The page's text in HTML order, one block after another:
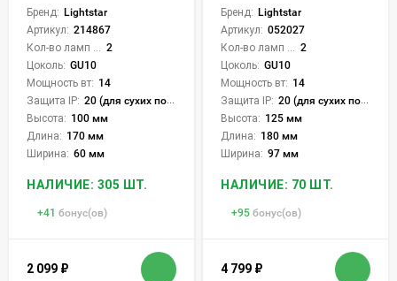
Бренд: Lightstar
Артикул: 214867
2
Цоколь: GU10
Мощность вт: 14
Защита IP: 20 (для сухих пом.)
Высота: 100 мм
Длина: 170 мм
Ширина: 60 мм
НАЛИЧИЕ: 305 ШТ.
+41 бонус(ов)
2 099 ₽
Бренд: Lightstar
Артикул: 052027
2
Цоколь: GU10
Мощность вт: 14
Защита IP: 20 (для сухих пом.)
Высота: 125 мм
Длина: 180 мм
Ширина: 97 мм
НАЛИЧИЕ: 70 ШТ.
+95 бонус(ов)
4 799 ₽